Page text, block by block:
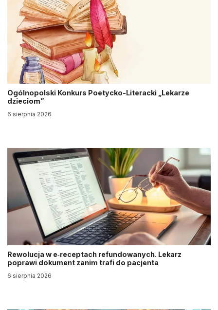
Ogólnopolski Konkurs Poetycko-Literacki „Lekarze
dzieciom”
6 sierpnia 2026
Rewolucja w e‑receptach refundowanych. Lekarz
poprawi dokument zanim trafi do pacjenta
6 sierpnia 2026